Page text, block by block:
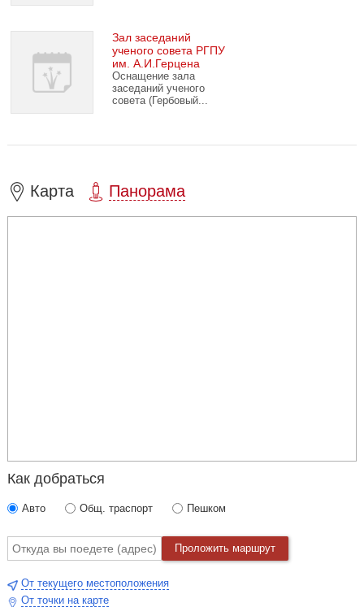
Зал заседаний
ученого совета РГПУ
им. А.И.Герцена
Оснащение зала
заседаний ученого
совета (Гербовый...
Карта Панорама
Как добраться
Авто Общ. траспорт Пешком
Проложить маршрут
От текущего местоположения
От точки на карте